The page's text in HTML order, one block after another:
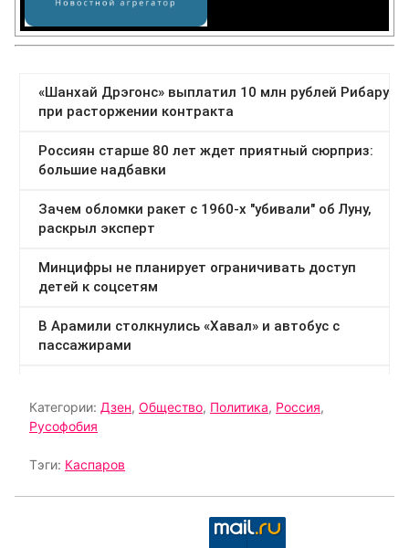
Категории: Дзен, Общество, Политика, Россия,
Русофобия
Тэги: Каспаров